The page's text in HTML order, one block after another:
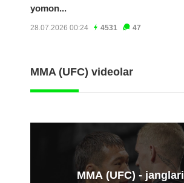
yomon...
28.07.2026 00:24 4531 47
MMA (UFC) videolar
ММА (UFC) - janglari